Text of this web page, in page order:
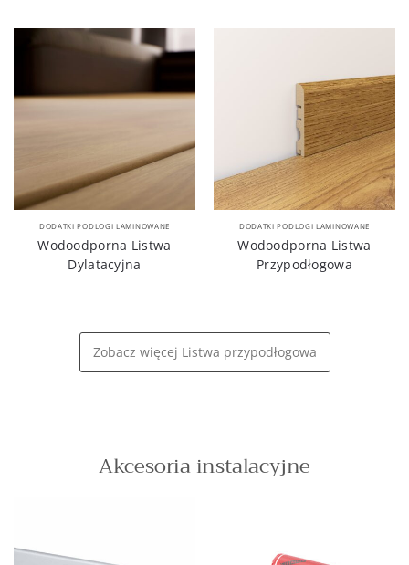
DODATKI PODLOGI LAMINOWANE
Wodoodporna Listwa
Dylatacyjna
DODATKI PODLOGI LAMINOWANE
Wodoodporna Listwa
Przypodłogowa
Zobacz więcej Listwa przypodłogowa
Akcesoria instalacyjne